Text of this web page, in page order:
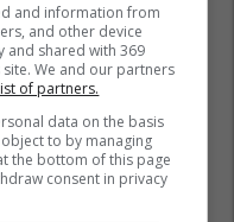
and information from
and other device
and shared with 369
We and our partners
of partners.
data on the basis
to by managing
the bottom of this page
consent in privacy